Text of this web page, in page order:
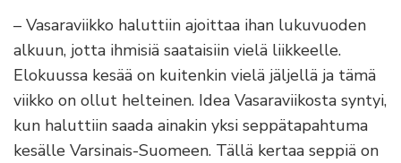
– Vasaraviikko haluttiin ajoittaa ihan lukuvuoden
alkuun, jotta ihmisiä saataisiin vielä liikkeelle.
Elokuussa kesää on kuitenkin vielä jäljellä ja tämä
viikko on ollut helteinen. Idea Vasaraviikosta syntyi,
kun haluttiin saada ainakin yksi seppätapahtuma
kesälle Varsinais-Suomeen. Tällä kertaa seppiä on